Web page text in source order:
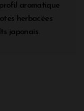
profil aromatique
herbacées
japonais.